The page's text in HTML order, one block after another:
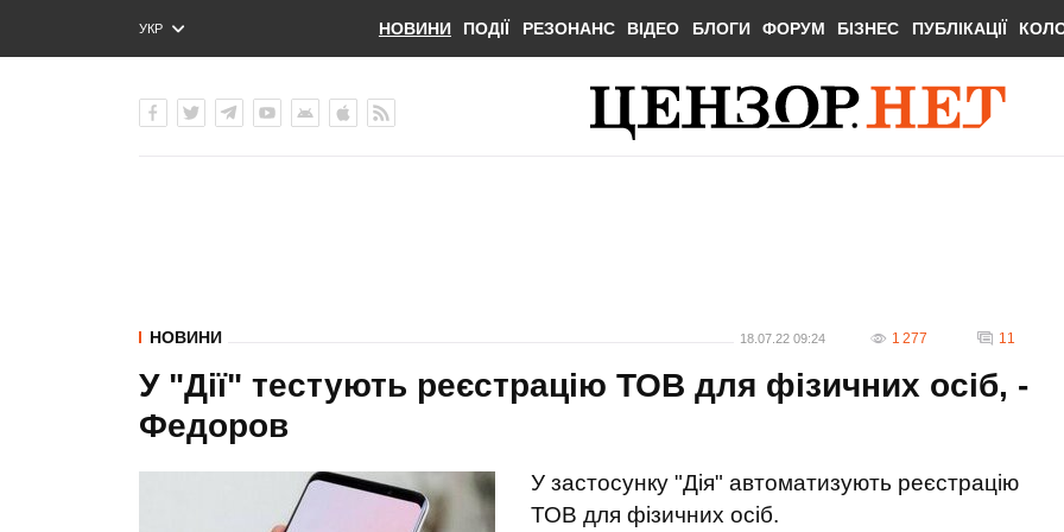
УКР
ENG
НОВИНИ ПОДІЇ РЕЗОНАНС ВІДЕО БЛОГИ ФОРУМ БІЗНЕС ПУБЛІКАЦІЇ
НОВИНИ 18.07.22 09:24 1 277 11
У "Дії" тестують реєстрацію ТОВ для фізичних осіб, -
Федоров
У застосунку "Дія" автоматизують реєстрацію
ТОВ для фізичних осіб.